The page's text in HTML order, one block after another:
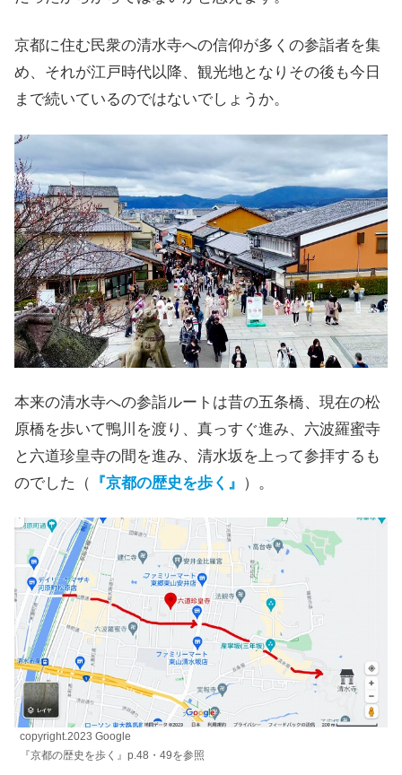
京都に住む民衆の清水寺への信仰が多くの参詣者を集
め、それが江戸時代以降、観光地となりその後も今日
まで続いているのではないでしょうか。
本来の清水寺への参詣ルートは昔の五条橋、現在の松
原橋を歩いて鴨川を渡り、真っすぐ進み、六波羅蜜寺
と六道珍皇寺の間を進み、清水坂を上って参拝するも
のでした（
『京都の歴史を歩く』 ）。
copyright.2023 Google
『京都の歴史を歩く』p.48・49を参照